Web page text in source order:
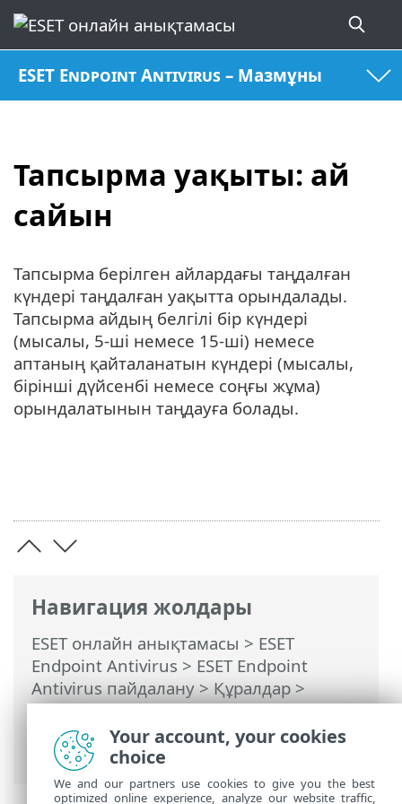
ESET Endpoint Antivirus – Мазмұны
Тапсырма уақыты: ай
сайын
Навигация жолдары
ESET онлайн анықтамасы > ESET
Endpoint Antivirus > ESET Endpoint
Antivirus пайдалану>Құралдар>
Жоспарлағыш> Диалог терезелері -
Жоспарлағыш > Тапсырма уақыты: ай
сайын
Тапсырма берілген айлардағы таңдалған
күндері таңдалған уақытта орындалады.
Тапсырма айдың белгілі бір күндері
(мысалы, 5-ші немесе 15-ші) немесе
аптаның қайталанатын күндері (мысалы,
бірінші дүйсенбі немесе соңғы жұма)
орындалатынын таңдауға болады.
Your account, your cookies
choice
We and our partners use cookies to give you the best
optimized online experience, analyze our website traffic,